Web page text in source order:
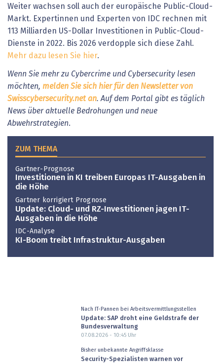
Weiter wachsen soll auch der europäische Public-Cloud-
Markt. Expertinnen und Experten von IDC rechnen mit
113 Milliarden US-Dollar Investitionen in Public-Cloud-
Dienste in 2022. Bis 2026 verdopple sich diese Zahl.
Mehr dazu lesen Sie hier.
Wenn Sie mehr zu Cybercrime und Cybersecurity lesen
möchten, melden Sie sich hier für den Newsletter von
Swisscybersecurity.net an. Auf dem Portal gibt es täglich
News über aktuelle Bedrohungen und neue
Abwehrstrategien.
ZUM THEMA
Gartner-Prognose
Investitionen in KI treiben Europas IT-Ausgaben in
die Höhe
Gartner korrigiert Prognose
Update: Cloud- und RZ-Investitionen jagen IT-
Ausgaben in die Höhe
IDC-Analyse
KI-Boom treibt Infrastruktur-Ausgaben
Nach IT-Pannen bei Arbeitsvermittlungsstellen
Update: SAP droht eine Geldstrafe der
Bundesverwaltung
07.08.2026 - 10:45Uhr
Bisher unbekannte Angriffsklasse
Security-Spezialisten warnen vor